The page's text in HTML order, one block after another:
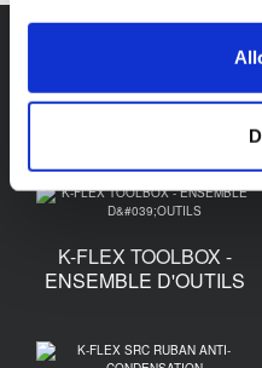
K-FLEX TOOLBOX -
ENSEMBLE D'OUTILS